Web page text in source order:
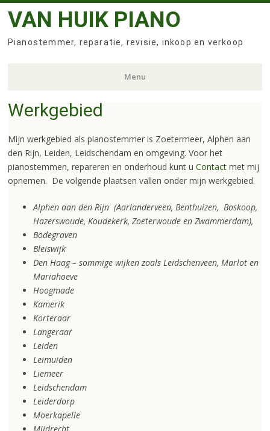
VAN HUIK PIANO
Pianostemmer, reparatie, revisie, inkoop en verkoop
Menu
Skip
content
Werkgebied
Mijn werkgebied als pianostemmer is Zoetermeer, Alphen aan
den Rijn, Leiden, Leidschendam en omgeving. Voor het
pianostemmen, repareren en onderhoud kunt u Contactmet mij
opnemen. De volgende plaatsen vallen onder mijn werkgebied.
Alphen aan den Rijn (Aarlanderveen, Benthuizen, Boskoop,
Hazerswoude, Koudekerk, Zoeterwoude en Zwammerdam),
Bodegraven
Bleiswijk
Den Haag – sommige wijken zoals Leidschenveen, Marlot en
Mariahoeve
Hoogmade
Kamerik
Korteraar
Langeraar
Leiden
Leimuiden
Liemeer
Leidschendam
Leiderdorp
Moerkapelle
Mijdrecht